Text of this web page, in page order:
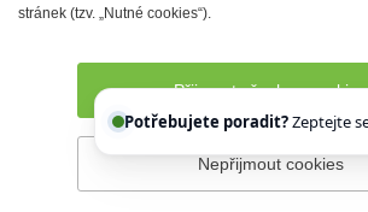
Prohlášení o přístupnosti Správce webu
stránek (tzv. „Nutné cookies“).
Přijmout všechny cookies
Nepřijmout cookies
Potřebujete poradit?
Chettyho.